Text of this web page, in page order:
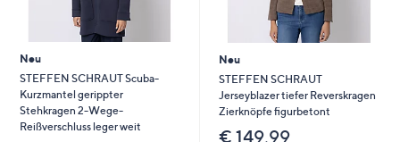
Neu
STEFFEN SCHRAUT Scuba-
Kurzmantel gerippter
Stehkragen 2-Wege-
Reißverschluss leger weit
Neu
STEFFEN SCHRAUT
Jerseyblazer tiefer Reverskragen
Zierknöpfe figurbetont
€ 149,99